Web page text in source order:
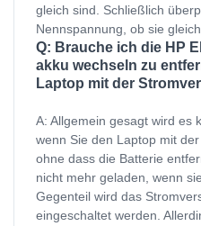
gleich sind. Schließlich
Nennspannung, ob sie
Q: Brauche ich die HP
akku wechseln zu
Laptop mit der
A: Allgemein gesagt wird es
wenn Sie den Laptop mit
ohne dass die Batterie
nicht mehr geladen, wenn
Gegenteil wird das
eingeschaltet werden.